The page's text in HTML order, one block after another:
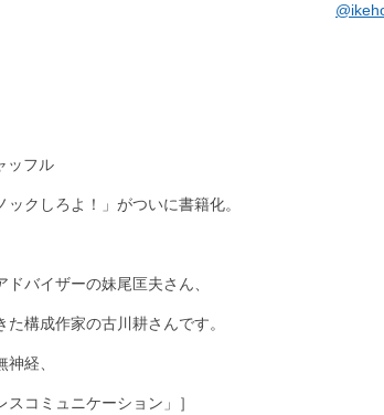
ッフル
クしろよ！」がついに書籍化。
バイザーの妹尾匡夫さん、
構成作家の古川耕さんです。
経、
コミュニケーション」］